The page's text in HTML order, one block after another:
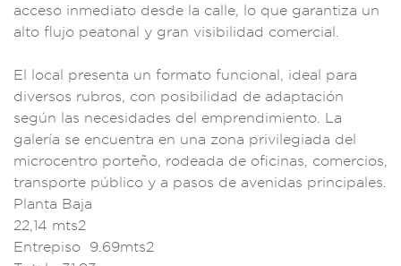
acceso inmediato desde la calle, lo que garantiza un
alto flujo peatonal y gran visibilidad comercial.
El local presenta un formato funcional, ideal para
diversos rubros, con posibi lidad de adaptación
según las necesidades del emprendimiento. La
galería se encuentra en una zona privilegiada del
microcentro porteño, rodeada de oficinas, comercios,
transporte público y a pasos de avenidas principales.
Planta Baja
22,14 mts2
Entrepiso 9.69mts2